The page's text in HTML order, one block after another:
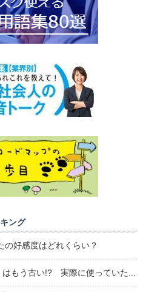
ング
の好感度はどれくらい？
はもう古い!? 実際に使っていた...